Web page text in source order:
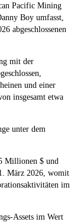
Pacific Mining
Boy umfasst,
abgeschlossenen
mit der
und einer
insgesamt etwa
unter dem
Millionen $ und
März 2026, womit
im
Assets im Wert